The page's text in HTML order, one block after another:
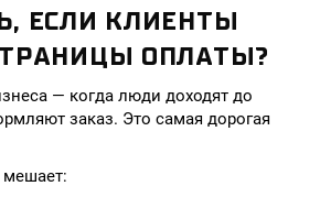
ЕСЛИ КЛИЕНТЫ
ОПЛАТЫ?
— когда люди доходят до
заказ. Это самая дорогая
мешает: